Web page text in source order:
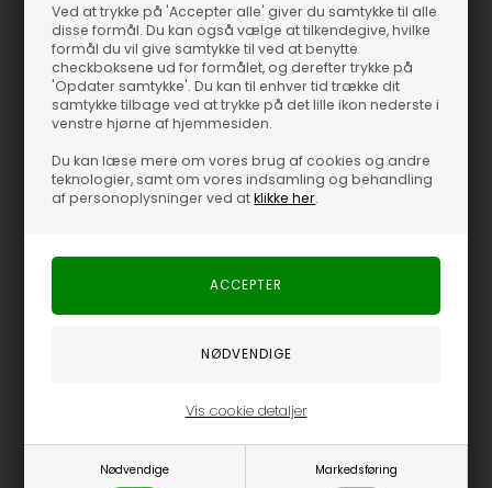
Ved at trykke på 'Accepter alle' giver du samtykke til alle
disse formål. Du kan også vælge at tilkendegive, hvilke
formål du vil give samtykke til ved at benytte
checkboksene ud for formålet, og derefter trykke på
'Opdater samtykke'. Du kan til enhver tid trække dit
samtykke tilbage ved at trykke på det lille ikon nederste i
venstre hjørne af hjemmesiden.
Du kan læse mere om vores brug af cookies og andre
teknologier, samt om vores indsamling og behandling
af personoplysninger ved atklikke her.
Nødvendige Markedsføring
Vis cookie detaljer